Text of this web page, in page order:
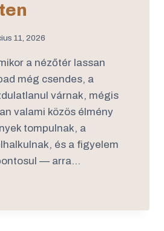
11, 2026
a nézőtér lassan
még csendes, a
várnak, mégis
valami közös élmény
tompulnak, a
és a figyelem
— arra…